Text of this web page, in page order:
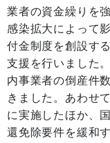
業者の資金繰りを
感染拡大によって
付金制度を創設す
支援を行いました
内事業者の倒産件
きました。あわせ
に実施したほか、
還免除要件を緩和